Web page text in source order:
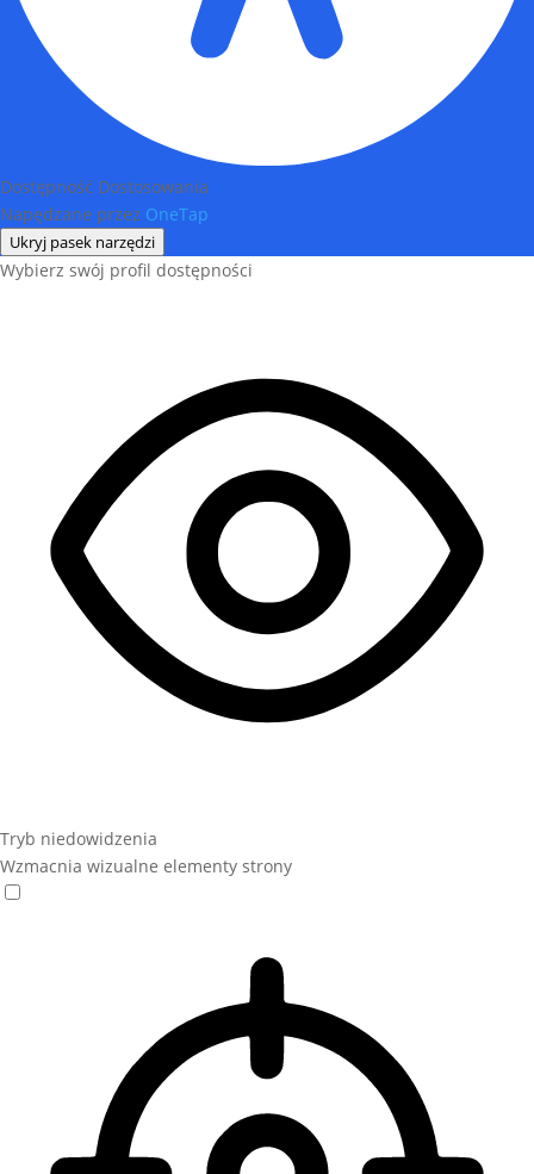
Dostępność Dostosowania
Napędzane przez OneTap
Ukryj pasek narzędzi
Wybierz swój profil dostępności
Tryb niedowidzenia
Wzmacnia wizualne elementy strony